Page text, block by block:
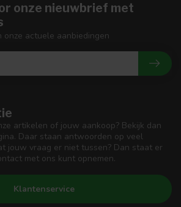
artikelen of jouw aankoop? Bekijk dan
Daar staan antwoorden op veel
jouw vraag er niet tussen? Dan staat er
met ons kunt opnemen.
Klantenservice
onze nieuwbrief met
actuele aanbiedingen